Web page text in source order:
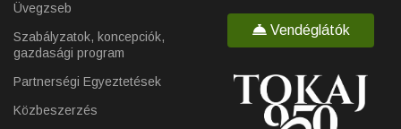
Üvegzseb
Szabályzatok, koncepciók,
gazdasági program
Partnerségi Egyeztetések
Közbeszerzés
Vendéglátók